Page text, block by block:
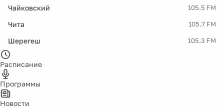
Чайковский 105.5 FM
Чита 105.7 FM
Шерегеш 105.3 FM
Расписание
Программы
Новости